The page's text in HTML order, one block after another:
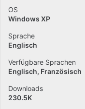
OS
Windows XP
Sprache
Englisch
Verfügbare Sprachen
Englisch Französisch
Downloads
230.5K